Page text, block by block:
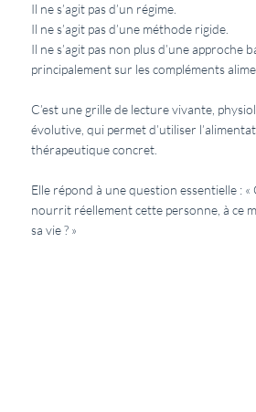
Il ne s’agit pas d’un régime.
Il ne s’agit pas d’une méthode rigide.
Il ne s’agit pas non plus d’une approche
principalement sur les compléments
C’est une grille de lecture vivante,
évolutive, qui permet d’utiliser
thérapeutique concret.
Elle répond à une question essentielle : «
nourrit réellement cette personne, à ce
sa vie ? »